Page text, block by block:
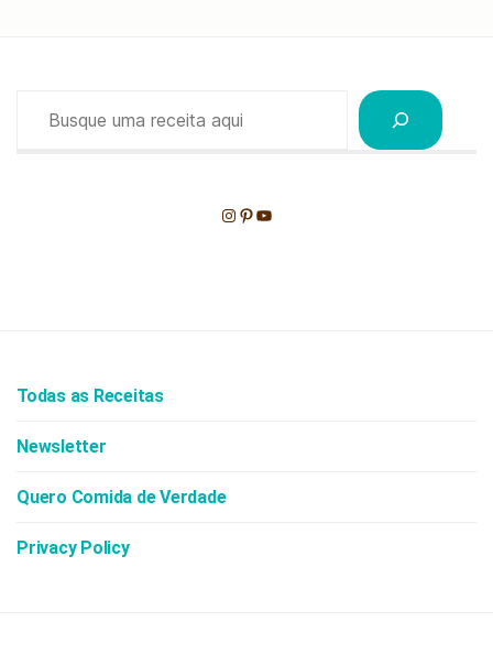
Instagram
Pinterest
Youtube
Todas as Receitas
Newsletter
Quero Comida de Verdade
Privacy Policy